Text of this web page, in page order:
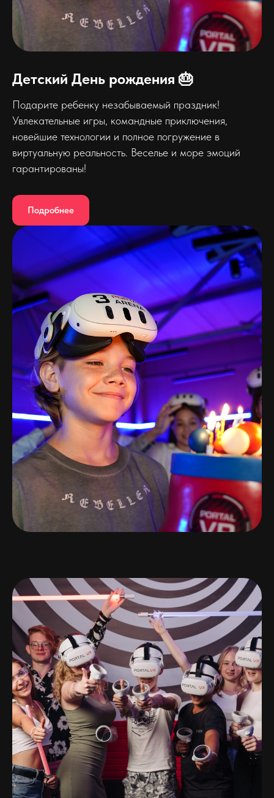
Детский День рождения 🎂
Подарите ребенку незабываемый праздник!
Увлекательные игры, командные приключения,
новейшие технологии и полное погружение в
виртуальную реальность. Веселье и море эмоций
гарантированы!
Подробнее